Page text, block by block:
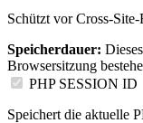
Schützt vor Cross-
Speicherdauer:
Browsersitzung
PHP SESSION ID
Speichert die aktuelle